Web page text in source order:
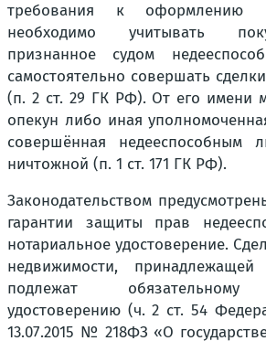
требования к оформлению
необходимо учитывать
признанное судом
самостоятельно совершать
(п. 2 ст. 29 ГК РФ). От его имени
опекун либо иная
совершённая недееспособным
ничтожной (п. 1 ст. 171 ГК РФ).
Законодательством
гарантии защиты прав
нотариальное удостоверение.
недвижимости, принадлежащей
подлежат обязательному
удостоверению (ч. 2 ст. 54
13.07.2015 № 218ФЗ «О